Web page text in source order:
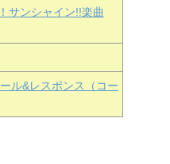
サンシャイン!!楽曲
ル&レスポンス（コー